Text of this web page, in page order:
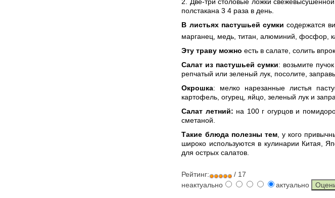
полстакана 3 4 раза в день.
В листьях пастушьей сумки содержатся
марганец, медь, титан, алюминий, фосфор,
Эту траву можно есть в салате, солить
Салат из пастушьей сумки: возьмите
репчатый или зеленый лук, посолите,
Окрошка: мелко нарезанные листья
картофель, огурец, яйцо, зеленый лук и
Салат летний: на 100 г огурцов и
сметаной.
Такие блюда полезны тем, у кого
широко используются в кулинарии Китая,
для острых салатов.
Рейтинг:
/ 17
неактуально
актуально